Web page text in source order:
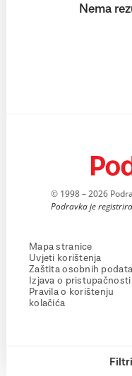
Nema
© 1998 – 2026
Podravka je
Mapa stranice
Uvjeti korištenja
Zaštita osobnih
Izjava o pristupačnosti
Pravila o korištenju
kolačića